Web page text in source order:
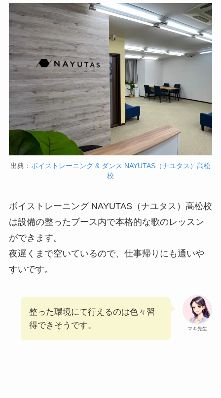
出典： ボイストレーニング & ダンス NAYUTAS（ナユタス）高松
校
ボイストレーニング NAYUTAS（ナユタス）高松校
は設備の整ったブース内で本格的な歌のレッスン
ができます。
夜遅くまで空いているので、仕事帰りにも通いや
すいです。
マキ先生
整った環境にて行えるのは色々習
得できそうです。